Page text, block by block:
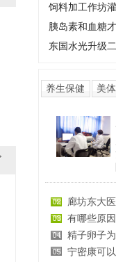
饲料加工作坊
胰岛素和血糖
东国水光升级
养生保健 美
常好丽格
神首集团
男性脂漏
女人秋季